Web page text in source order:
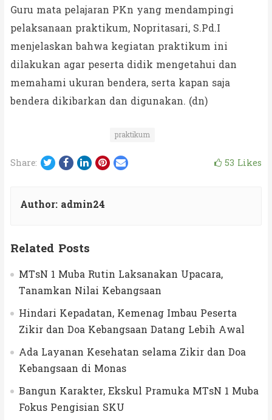
Guru mata pelajaran PKn yang mendampingi
pelaksanaan praktikum, Nopritasari, S.Pd.I
menjelaskan bahwa kegiatan praktikum ini
dilakukan agar peserta didik mengetahui dan
memahami ukuran bendera, serta kapan saja
bendera dikibarkan dan digunakan. (dn)
praktikum
Share: Twitter
Facebook
LinkedIn
Pinterest
Email 53 Likes
Author: admin24
Related Posts
MTsN 1 Muba Rutin Laksanakan Upacara,
Tanamkan Nilai Kebangsaan
Hindari Kepadatan, Kemenag Imbau Peserta
Zikir dan Doa Kebangsaan Datang Lebih Awal
Ada Layanan Kesehatan selama Zikir dan Doa
Kebangsaan di Monas
Bangun Karakter, Ekskul Pramuka MTsN 1 Muba
Fokus Pengisian SKU